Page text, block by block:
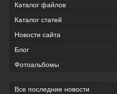
Каталог файлов
Каталог статей
Новости сайта
Блог
Фотоальбомы
Все последние новости